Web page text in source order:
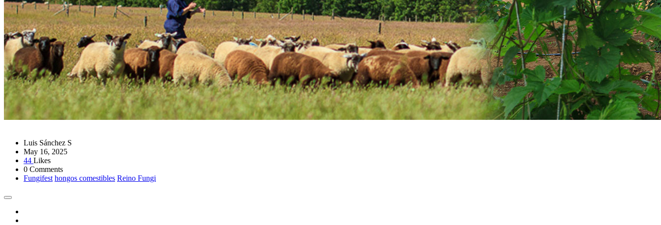
Luis Sánchez S
May 16, 2025
44 Likes
0 Comments
Fungifest hongos comestibles Reino Fungi